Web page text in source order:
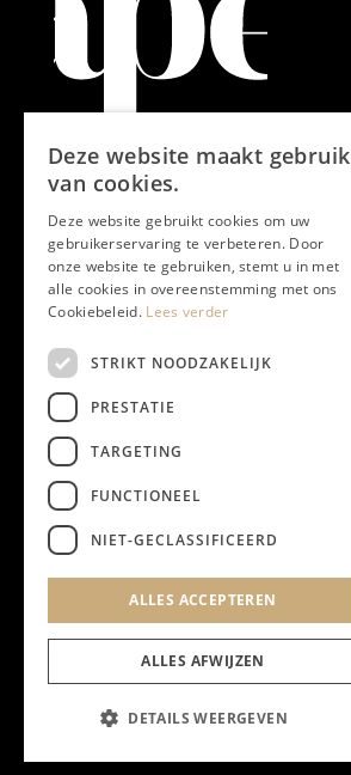
Aanmelden nieuwsbrief
Magazine
Adverteren
Algemeen
Privacyverklaring
Cookieverklaring
@2024 Chapeau Magazine
Deze website maakt gebruik
van cookies.
Deze website gebruikt cookies om uw
gebruikerservaring te verbeteren. Door
onze website te gebruiken, stemt u in met
alle cookies in overeenstemming met ons
Cookiebeleid. Lees verder
STRIKT NOODZAKELIJK
PRESTATIE
TARGETING
FUNCTIONEEL
NIET-GECLASSIFICEERD
ALLES ACCEPTEREN
ALLES AFWIJZEN
DETAILS WEERGEVEN